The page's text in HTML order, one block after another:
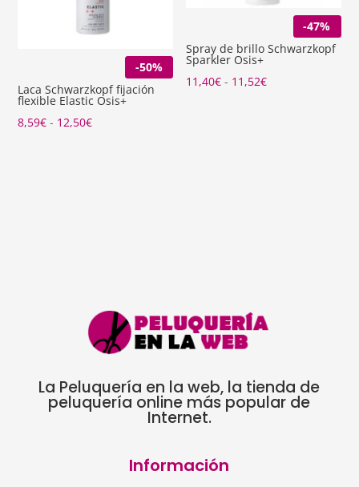
-50%
Laca Schwarzkopf fijación
flexible Elastic Osis+
8,59€ - 12,50€Rango
-47%
Spray de brillo Schwarzkopf
Sparkler Osis+
11,40€ - 11,52€Rango
La Peluquería en la web, la tienda de
peluquería online más popular de
Internet.
Información